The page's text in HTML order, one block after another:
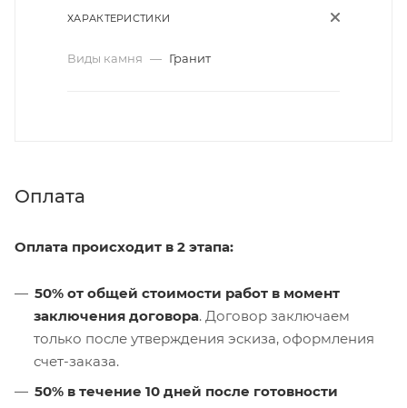
ХАРАКТЕРИСТИКИ
Виды камня — Гранит
Оплата
Оплата происходит в 2 этапа:
50% от общей стоимости работ в момент
заключения договора. Договор заключаем
только после утверждения эскиза, оформления
счет-заказа.
50% в течение 10 дней после готовности